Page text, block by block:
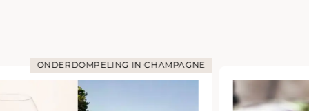
ONDERDOMPELING IN CHAMPAGNE